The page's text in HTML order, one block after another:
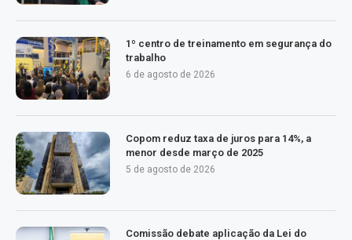
1º centro de treinamento em segurança do
trabalho
6 de agosto de 2026
Copom reduz taxa de juros para 14%, a
menor desde março de 2025
5 de agosto de 2026
Comissão debate aplicação da Lei do